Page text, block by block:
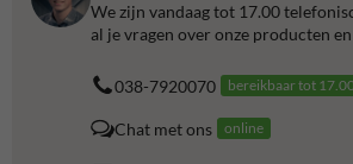
We zijn vandaag tot 17.00
al je vragen over onze producten
038-7920070 bereikbaar tot
Chat met ons online